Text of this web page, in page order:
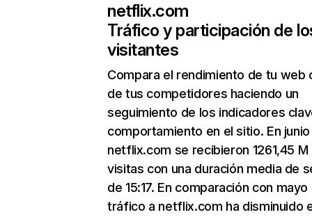
netflix.com
Tráfico y participación de
visitantes
Compara el rendimiento de tu web
de tus competidores haciendo un
seguimiento de los indicadores
comportamiento en el sitio. En junio
netflix.com se recibieron 1261,45 M
visitas con una duración media de
de 15:17. En comparación con mayo
tráfico a netflix.com ha disminuido